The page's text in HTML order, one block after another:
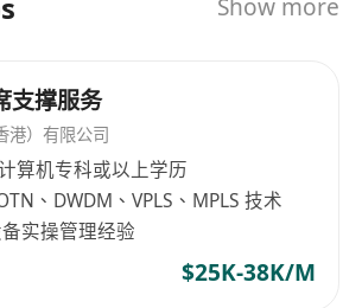
企業應對技術挑戰，推動業務創
Show more
支撑服务
港）有限公司
算机专科或以上学历
、DWDM、VPLS、MPLS 技术
实操管理经验
$25K-38K/M